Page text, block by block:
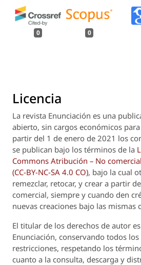
0 0
Licencia
La revista Enunciación es una
abierto, sin cargos económicos
partir del 1 de enero de 2021 los
se publican bajo los términos de la
Commons Atribución – No
(CC-BY-NC-SA 4.0 CO), bajo la cual
remezclar, retocar, y crear a partir
comercial, siempre y cuando den
nuevas creaciones bajo las mismas
El titular de los derechos de autor
Enunciación, conservando todos
restricciones, respetando los
cuanto a la consulta, descarga y